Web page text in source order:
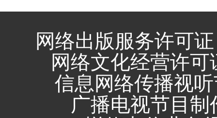
网络出版服务许可
网络文化经营许可
信息网络传播视
广播电视节目